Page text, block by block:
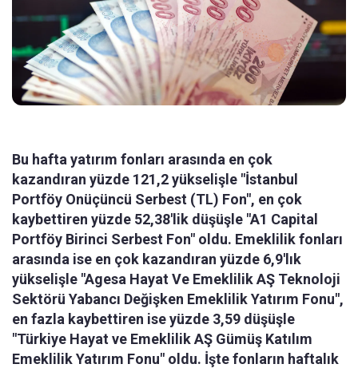
Bu hafta yatırım fonları arasında en çok
kazandıran yüzde 121,2 yükselişle "İstanbul
Portföy Onüçüncü Serbest (TL) Fon", en çok
kaybettiren yüzde 52,38'lik düşüşle "A1 Capital
Portföy Birinci Serbest Fon" oldu. Emeklilik fonları
arasında ise en çok kazandıran yüzde 6,9'lık
yükselişle "Agesa Hayat Ve Emeklilik AŞ Teknoloji
Sektörü Yabancı Değişken Emeklilik Yatırım Fonu",
en fazla kaybettiren ise yüzde 3,59 düşüşle
"Türkiye Hayat ve Emeklilik AŞ Gümüş Katılım
Emeklilik Yatırım Fonu" oldu. İşte fonların haftalık